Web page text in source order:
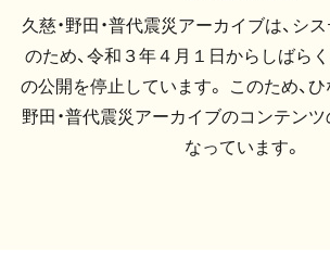
久慈・野田・普代震災アーカイブは、シ
のため、令和３年４月１日からしばら
の公開を停止しています。 このため、ひ
野田・普代震災アーカイブのコンテン
なっています。